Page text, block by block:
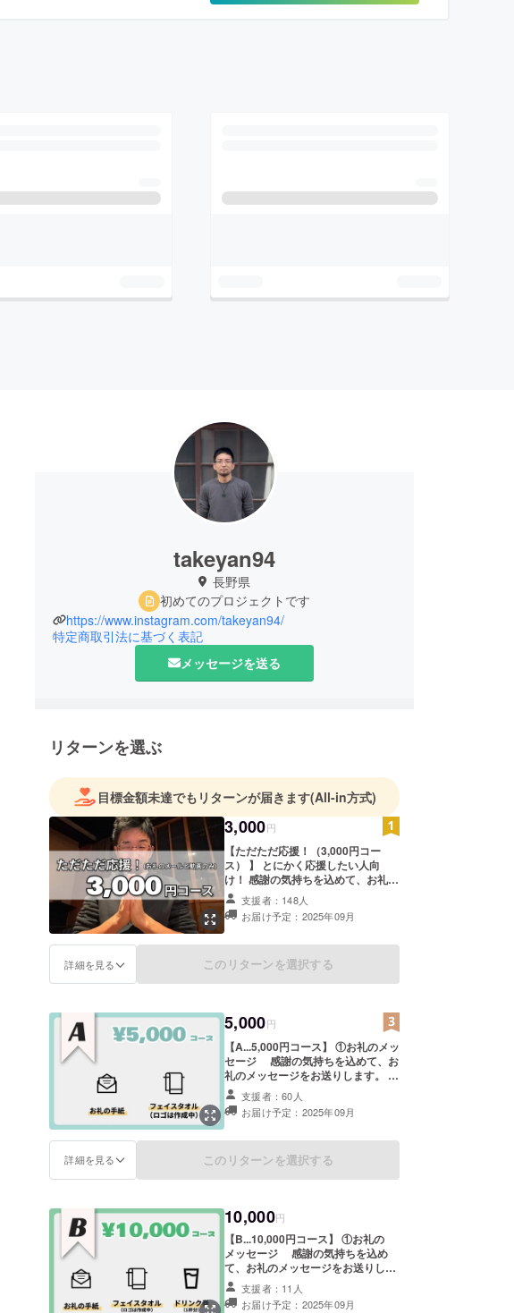
takeyan94
長野県
初めてのプロジェクトです
https://www.instagram.com/takeyan94/
特定商取引法に基づく表記
メッセージを送る
リターンを選ぶ
目標金額未達でもリターンが届きます(All-in方式)
3,000円
【ただただ応援！（3,000円コー
ス） 】 とにかく応援したい人向
け！ 感謝の気持ちを込めて、お礼の
メッセージ(Eメール)と動画をお送り
します。 リターンにお金がかからな
いため、大変ありがたい支援となり
全力でお礼を伝えたいので申し出て
支援者：148人
お届け予定：2025年09月
詳細を見る このリターンを選択する
5,000円
【A...5,000円コース】 ①お礼のメッ
セージ 感謝の気持ちを込めて、お
礼のメッセージをお送りします。 ②
オリジナルフェイスタオル ロゴ
（現在作成中）を取り入れたオリジ
ナルタオル１枚を送ります。 ＜素
支援者：60人
お届け予定：2025年09月
詳細を見る このリターンを選択する
10,000円
【B...10,000円コース】 ①お礼の
メッセージ 感謝の気持ちを込め
て、お礼のメッセージをお送りしま
す。 ②オリジナルフェイスタオル
ロゴ（現在作成中）を取り入れた
支援者：11人
お届け予定：2025年09月